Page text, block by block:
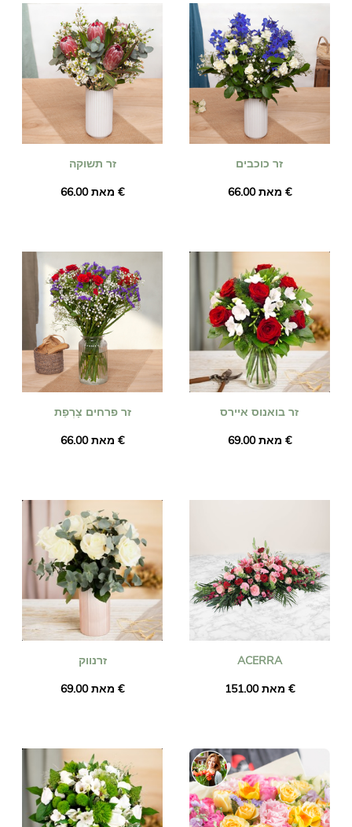
זר תשוקה
מאת ‏66.00 €
זר כוכבים
מאת ‏66.00 €
זר פרחים צָרְפַת
מאת ‏66.00 €
זר בואנוס איירס
מאת ‏69.00 €
זרנווק
מאת ‏69.00 €
ACERRA
מאת ‏151.00 €